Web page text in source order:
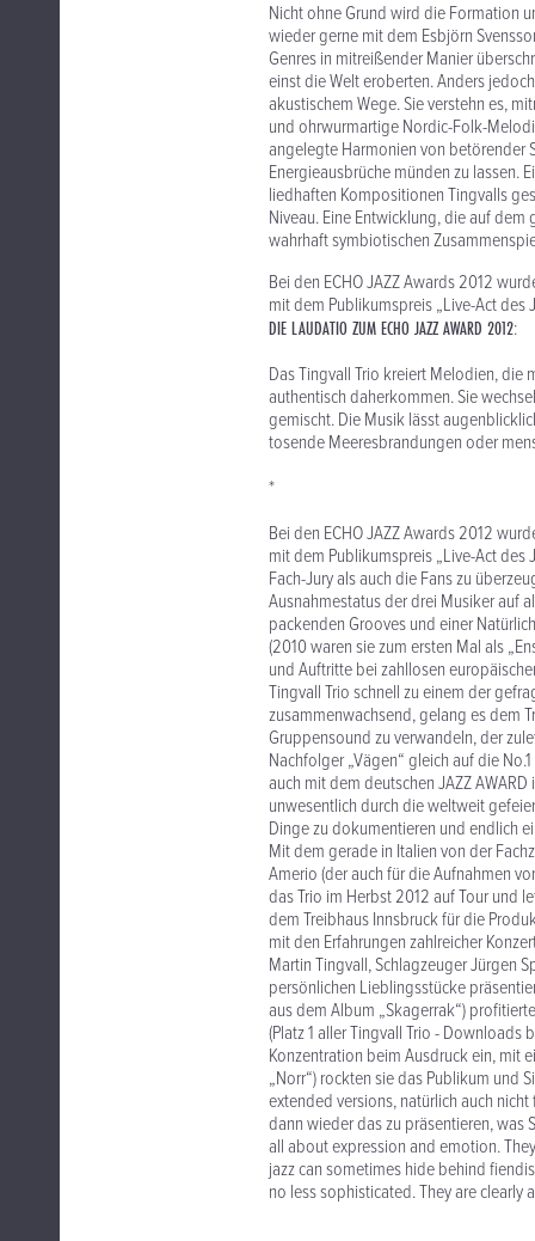
Nicht ohne Grund wird die Formation
wieder gerne mit dem Esbjörn
Genres in mitreißender Manier
einst die Welt eroberten. Anders
akustischem Wege. Sie verstehn es,
und ohrwurmartige Nordic-Folk-
angelegte Harmonien von betörender
Energieausbrüche münden zu lassen.
liedhaften Kompositionen Tingvalls
Niveau. Eine Entwicklung, die auf
wahrhaft symbiotischen
Bei den ECHO JAZZ Awards 2012
mit dem Publikumspreis „Live-Act des
DIE LAUDATIO ZUM ECHO JAZZ AWARD 2012:
Das Tingvall Trio kreiert Melodien, die
authentisch daherkommen. Sie
gemischt. Die Musik lässt
tosende Meeresbrandungen oder
*
Bei den ECHO JAZZ Awards 2012
mit dem Publikumspreis „Live-Act
Fach-Jury als auch die Fans zu
Ausnahmestatus der drei Musiker auf
packenden Grooves und einer
(2010 waren sie zum ersten Mal als
und Auftritte bei zahllosen
Tingvall Trio schnell zu einem der
zusammenwachsend, gelang es dem
Gruppensound zu verwandeln, der
Nachfolger „Vägen“ gleich auf die
auch mit dem deutschen JAZZ
unwesentlich durch die weltweit
Dinge zu dokumentieren und endlich
Mit dem gerade in Italien von der
Amerio (der auch für die Aufnahmen
das Trio im Herbst 2012 auf Tour und
dem Treibhaus Innsbruck für die
mit den Erfahrungen zahlreicher
Martin Tingvall, Schlagzeuger Jürgen
persönlichen Lieblingsstücke
aus dem Album „Skagerrak“)
(Platz 1 aller Tingvall Trio -
Konzentration beim Ausdruck ein, mit
„Norr“) rockten sie das Publikum und
extended versions, natürlich auch
dann wieder das zu präsentieren, was
all about expression and emotion.
jazz can sometimes hide behind
no less sophisticated. They are clearly